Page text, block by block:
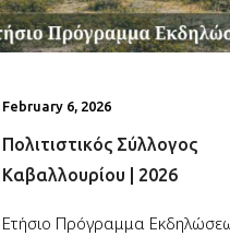
February 6, 2026
Πολιτιστικός Σύλλογος
Καβαλλουρίου | 2026
Ετήσιο Πρόγραμμα